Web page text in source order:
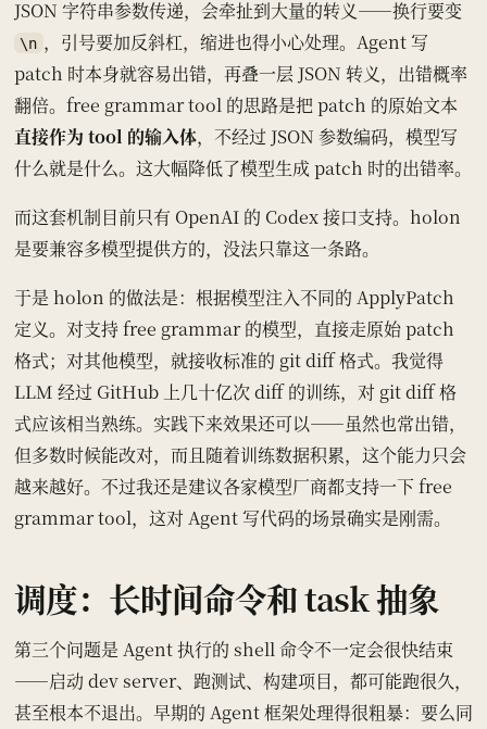
JSON 字符串参数传递，会牵扯到大量的转义——换行要变
\n ，引号要加反斜杠，缩进也得小心处理。Agent 写
patch 时本身就容易出错，再叠一层 JSON 转义，出错概率
翻倍。free grammar tool 的思路是把 patch 的原始文本
直接作为 tool 的输入体，不经过 JSON 参数编码，模型写
什么就是什么。这大幅降低了模型生成 patch 时的出错率。
而这套机制目前只有 OpenAI 的 Codex 接口支持。holon
是要兼容多模型提供方的，没法只靠这一条路。
于是 holon 的做法是：根据模型注入不同的 ApplyPatch
定义。对支持 free grammar 的模型，直接走原始 patch
格式；对其他模型，就接收标准的 git diff 格式。我觉得
LLM 经过 GitHub 上几十亿次 diff 的训练，对 git diff 格
式应该相当熟练。实践下来效果还可以——虽然也常出错，
但多数时候能改对，而且随着训练数据积累，这个能力只会
越来越好。不过我还是建议各家模型厂商都支持一下 free
grammar tool，这对 Agent 写代码的场景确实是刚需。
调度：长时间命令和 task 抽象
第三个问题是 Agent 执行的 shell 命令不一定会很快结束
——启动 dev server、跑测试、构建项目，都可能跑很久，
甚至根本不退出。早期的 Agent 框架处理得很粗暴：要么同